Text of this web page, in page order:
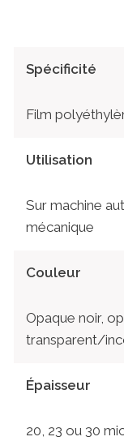
Spécificité
Film
Utilisation
Sur machine
mécanique
Couleur
Opaque noir,
transparent/
Épaisseur
20, 23 ou 30